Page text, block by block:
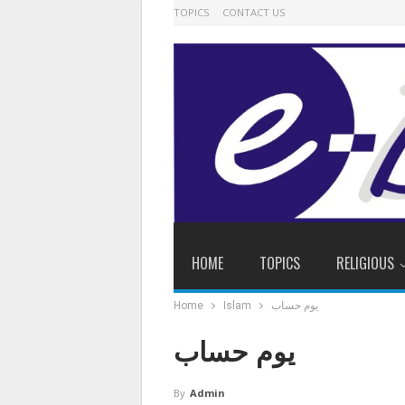
TOPICS CONTACT US
HOME TOPICS RELIGIOUS
Home Islam یوم حساب
یوم حساب
By Admin